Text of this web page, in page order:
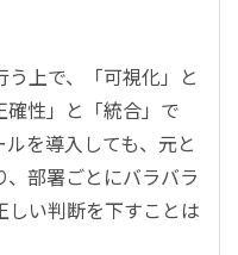
上で、「可視化」と
性」と「統合」で
を導入しても、元と
部署ごとにバラバラ
しい判断を下すことは